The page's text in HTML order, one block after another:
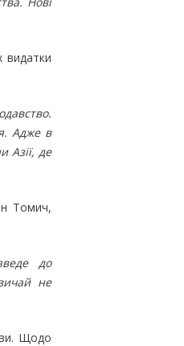
видатки
Адже в
Азії, де
Томич,
до
не
Щодо